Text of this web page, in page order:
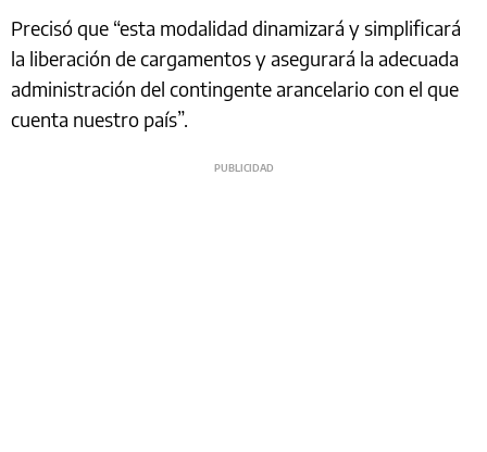
Precisó que “esta modalidad dinamizará y simplificará
la liberación de cargamentos y asegurará la adecuada
administración del contingente arancelario con el que
cuenta nuestro país”.